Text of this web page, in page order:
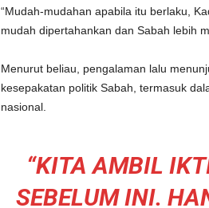
“Mudah-mudahan apabila itu berlaku,
mudah dipertahankan dan Sabah lebih
Menurut beliau, pengalaman lalu
kesepakatan politik Sabah, termasuk
nasional.
“KITA AMBIL
SEBELUM INI.